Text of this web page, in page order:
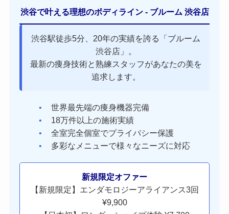
渋谷で叶える理想のボディライン - ブルーム 渋谷店
渋谷駅徒歩5分、20年の実績を誇る「ブルーム
渋谷店」。
最新の痩身技術と熟練スタッフがあなたの美を
追求します。
世界最先端の痩身機器完備
18万件以上の施術実績
全室完全個室でプライバシー保護
多彩なメニューで様々なニーズに対応
新規限定オファー
【新規限定】エンダモロジーアライアンス3回
¥9,900